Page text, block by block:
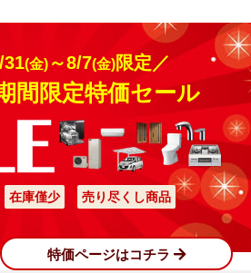
31(金)～8/7(金)限定／
間限定特価セール
在庫僅少 売り尽くし商品
特価ページはコチラ